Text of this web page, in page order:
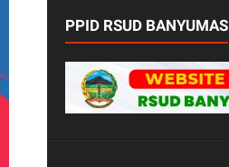
PPID RSUD BANYUMAS